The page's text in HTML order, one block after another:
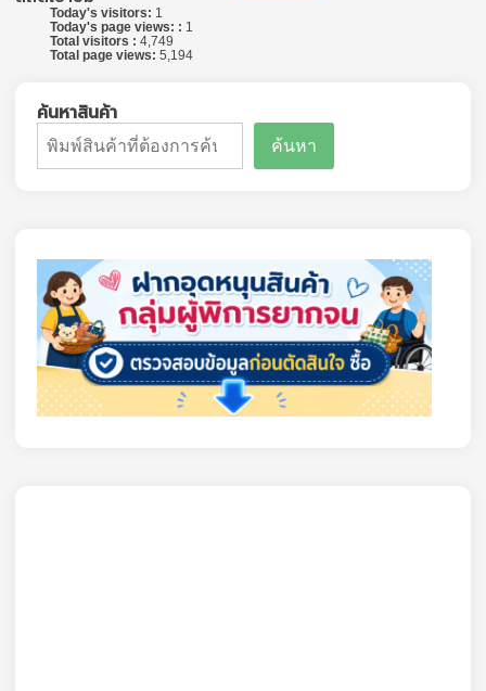
Today's visitors: 1
Today's page views: : 1
Total visitors : 4,749
Total page views: 5,194
ค้นหาสินค้า
ค้นหา